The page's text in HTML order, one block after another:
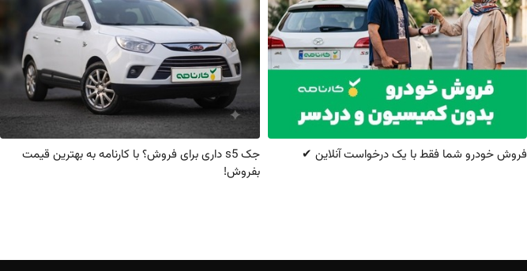
فروش خودرو شما فقط با یک درخواست آنلاین ✔
جک s5 داری برای فروش؟ با کارنامه به بهترین قیمت
بفروش!